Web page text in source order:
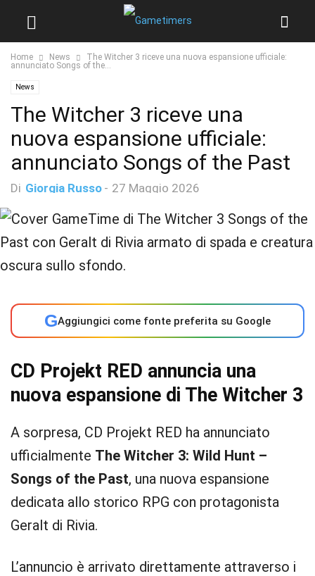
Home News
The Witcher 3 riceve una nuova espansione ufficiale:
annunciato Songs of the...
News
The Witcher 3 riceve una
nuova espansione ufficiale:
annunciato Songs of the Past
Di Giorgia Russo - 27 Maggio 2026
GAggiungici come fonte preferita su Google
CD Projekt RED annuncia una
nuova espansione di The Witcher 3
A sorpresa, CD Projekt RED ha annunciato
ufficialmente The Witcher 3: Wild Hunt –
Songs of the Past, una nuova espansione
dedicata allo storico RPG con protagonista
Geralt di Rivia.
L’annuncio è arrivato direttamente attraverso i